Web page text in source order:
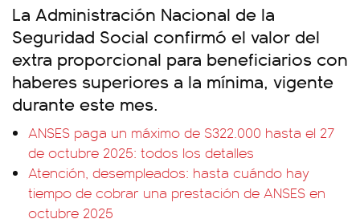
La Administración Nacional de la
Seguridad Social confirmó el valor del
extra proporcional para beneficiarios con
haberes superiores a la mínima, vigente
durante este mes.
ANSES paga un máximo de $322.000 hasta el 27
de octubre 2025: todos los detalles
Atención, desempleados: hasta cuándo hay
tiempo de cobrar una prestación de ANSES en
octubre 2025